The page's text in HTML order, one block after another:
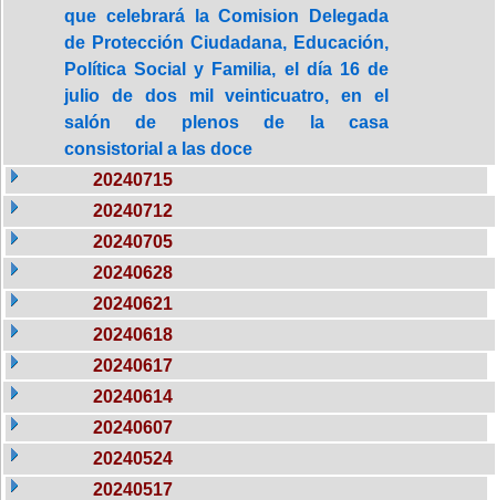
que celebrará la Comision Delegada
de Protección Ciudadana, Educación,
Política Social y Familia, el día 16 de
julio de dos mil veinticuatro, en el
salón de plenos de la casa
consistorial a las doce
20240715
20240712
20240705
20240628
20240621
20240618
20240617
20240614
20240607
20240524
20240517